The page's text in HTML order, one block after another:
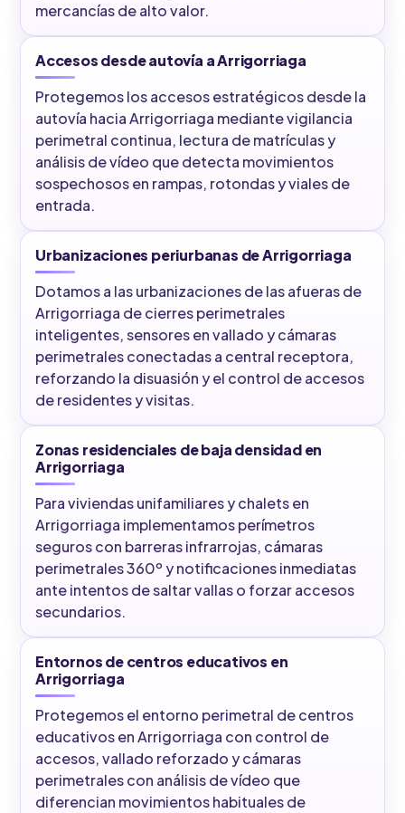
mercancías de alto valor.
Accesos desde autovía a Arrigorriaga
Protegemos los accesos estratégicos desde la
autovía hacia Arrigorriaga mediante vigilancia
perimetral continua, lectura de matrículas y
análisis de vídeo que detecta movimientos
sospechosos en rampas, rotondas y viales de
entrada.
Urbanizaciones periurbanas de Arrigorriaga
Dotamos a las urbanizaciones de las afueras de
Arrigorriaga de cierres perimetrales
inteligentes, sensores en vallado y cámaras
perimetrales conectadas a central receptora,
reforzando la disuasión y el control de accesos
de residentes y visitas.
Zonas residenciales de baja densidad en
Arrigorriaga
Para viviendas unifamiliares y chalets en
Arrigorriaga implementamos perímetros
seguros con barreras infrarrojas, cámaras
perimetrales 360º y notificaciones inmediatas
ante intentos de saltar vallas o forzar accesos
secundarios.
Entornos de centros educativos en
Arrigorriaga
Protegemos el entorno perimetral de centros
educativos en Arrigorriaga con control de
accesos, vallado reforzado y cámaras
perimetrales con análisis de vídeo que
diferencian movimientos habituales de